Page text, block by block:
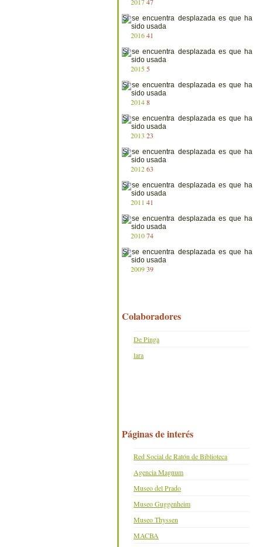
201641
2015 5
20148
2013 23
201263
2011 41
201074
200939
Colaboradores
De Pinga
lara
Páginas de interés
Red Social de Ratón de Biblioteca
Agencia Magnum
Museo del Prado
Museo Guggenheim
Museo Thyssen
MACBA